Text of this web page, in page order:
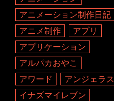
アニメーション制作日記
アニメ制作
アプリ
アプリケーション
アルパカおやこ
アワード
アンジェラス
イナズマイレブン